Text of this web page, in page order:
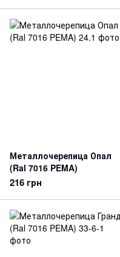
Металлочерепица Опал
(Ral 7016 PEMA)
216 грн